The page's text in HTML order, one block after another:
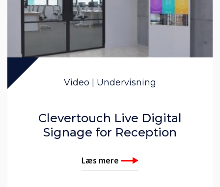
Video | Undervisning
Clevertouch Live Digital
Signage for Reception
Læs mere